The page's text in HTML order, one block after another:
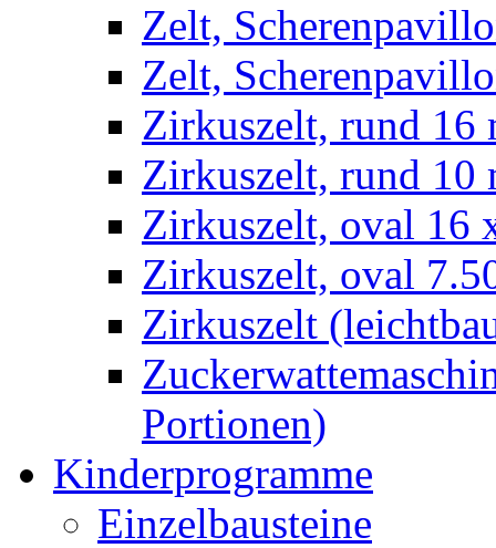
Zelt,
Zelt,
Zirkuszelt, rund 16
Zirkuszelt, rund 10
Zirkuszelt, oval 16
Zirkuszelt, oval
Zirkuszelt
Portionen)
Kinderprogramme
Einzelbausteine